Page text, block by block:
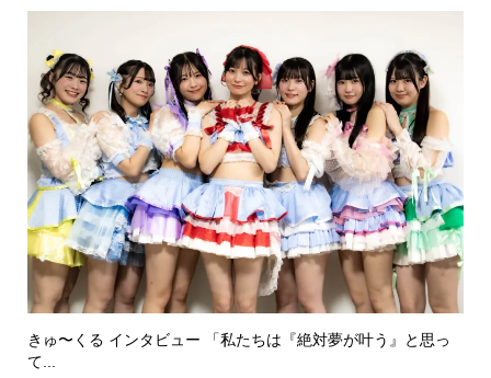
きゅ〜くる インタビュー 「私たちは『絶対夢が叶う』と思っ
て...